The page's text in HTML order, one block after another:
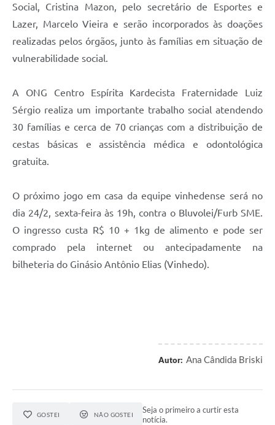
Social, Cristina Mazon, pelo secretário de Esportes e
Lazer, Marcelo Vieira e serão incorporados às doações
realizadas pelos órgãos, junto às famílias em situação de
vulnerabilidade social.
A ONG Centro Espírita Kardecista Fraternidade Luiz
Sérgio realiza um importante trabalho social atendendo
30 famílias e cerca de 70 crianças com a distribuição de
cestas básicas e assistência médica e odontológica
gratuita.
O próximo jogo em casa da equipe vinhedense será no
dia 24/2, sexta-feira às 19h, contra o Bluvolei/Furb SME.
O ingresso custa R$ 10 + 1kg de alimento e pode ser
comprado pela internet ou antecipadamente na
bilheteria do Ginásio Antônio Elias (Vinhedo).
Autor: Ana Cândida Briski
GOSTEI NÃO GOSTEI
Seja o primeiro a curtir esta
notícia.